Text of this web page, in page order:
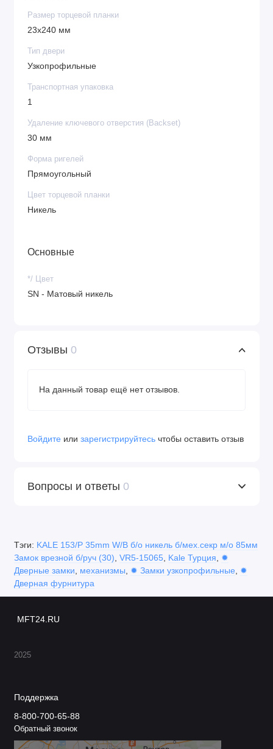
Размер торцевой планки
23х240 мм
Тип двери
Узкопрофильные
Транспортная упаковка
1
Удаление ключевого отверстия (Backset)
30 мм
Форма ригелей
Прямоугольный
Цвет торцевой планки
Никель
Основные
*/ Цвет
SN - Матовый никель
Отзывы 0
На данный товар ещё нет отзывов.
Войдите или зарегистрируйтесь чтобы оставить отзыв
Вопросы и ответы 0
Тэги: KALE 153/P 35mm W/B б/о никель б/мех.секр м/о 85мм
Замок врезной б/руч (30) VR5-15065 Kale Турция
✹
Дверные замки
механизмы ✹ Замки узкопрофильные
✹
Дверная фурнитура
MFT24.RU
2025
Поддержка
8-800-700-65-88
Обратный звонок